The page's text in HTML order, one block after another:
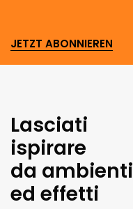
JETZT ABONNIEREN
Lasciati
ispirare
da ambienti
ed effetti